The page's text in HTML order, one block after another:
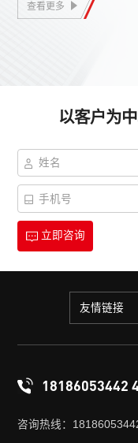
查看更多
以客户为
立即咨询
友情链接
18186053442
咨询热线：